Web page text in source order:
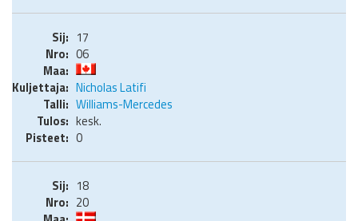
17
06
Nicholas Latifi
Williams-Mercedes
kesk.
0
18
20